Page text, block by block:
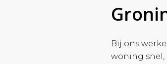
Bij ons
woning snel,